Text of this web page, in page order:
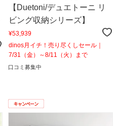
【Duetoni/デュエトーニ リ
ビング収納シリーズ】
¥53,939
dinos月イチ！売り尽くしセール｜
7/31（金）～8/11（火）まで
口コミ募集中